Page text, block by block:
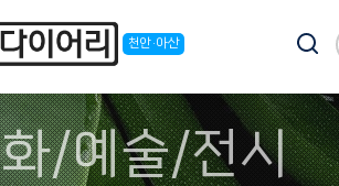
천안·아산
/예술/전시